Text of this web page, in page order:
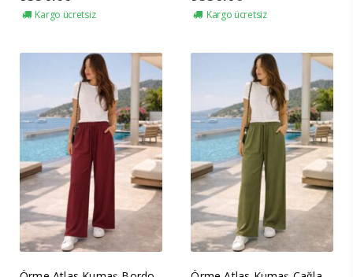
Kargo ücretsiz Kargo ücretsiz